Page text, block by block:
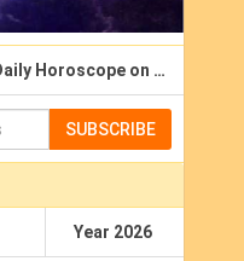
Daily Horoscope on Email
SUBSCRIBE
Year 2026